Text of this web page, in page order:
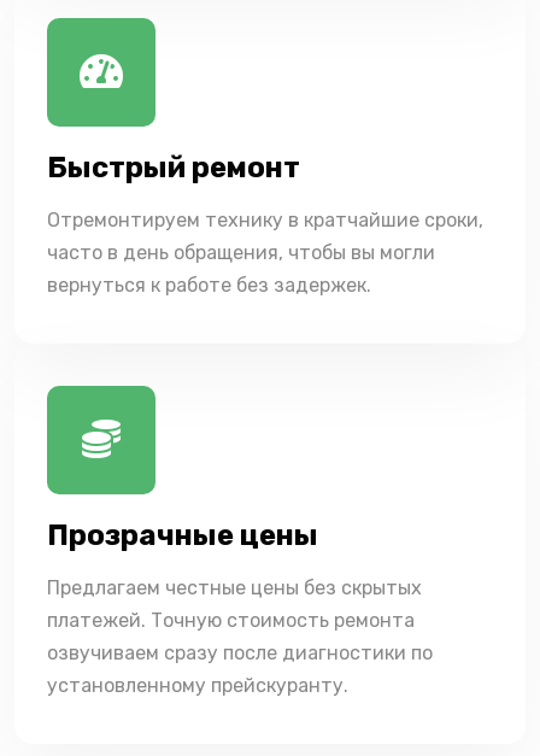
Быстрый ремонт
Отремонтируем технику в кратчайшие сроки,
часто в день обращения, чтобы вы могли
вернуться к работе без задержек.
Прозрачные цены
Предлагаем честные цены без скрытых
платежей. Точную стоимость ремонта
озвучиваем сразу после диагностики по
установленному прейскуранту.